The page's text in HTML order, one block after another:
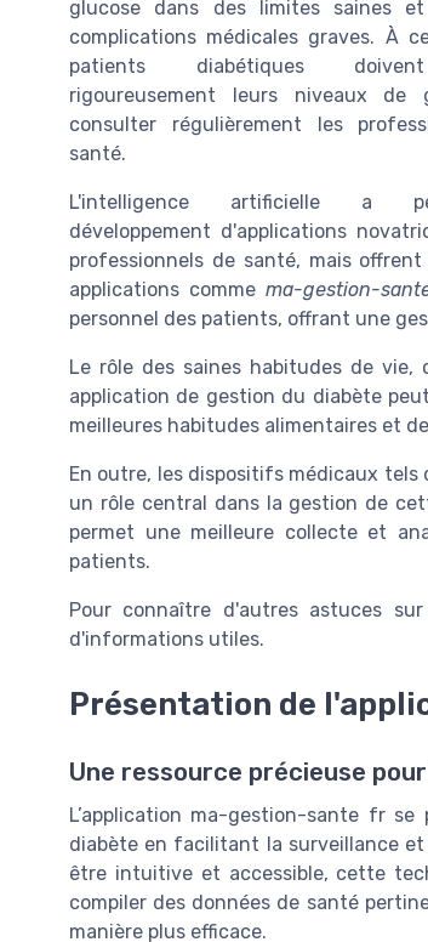
glucose dans des limites saines
complications médicales graves. À
patients diabétiques
rigoureusement leurs niveaux de
consulter régulièrement les
santé.
L'intelligence artificielle a
développement d'applications
professionnels de santé, mais
applications comme ma-gestion-
personnel des patients, offrant une
Le rôle des saines habitudes de
application de gestion du diabète
meilleures habitudes alimentaires et
En outre, les dispositifs médicaux
un rôle central dans la gestion de
permet une meilleure collecte et
patients.
Pour connaître d'autres astuces
d'informations utiles.
Présentation de
Une ressource précieuse
L’application ma-gestion-sante fr
diabète en facilitant la surveillance
être intuitive et accessible, cette
compiler des données de santé
manière plus efficace.